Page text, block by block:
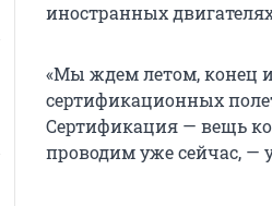
иностранных
«Мы ждем летом, конец
сертификационных
Сертификация — вещь
проводим уже сейчас, —